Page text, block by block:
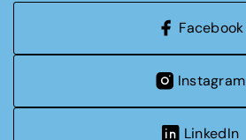
Facebook
Instagram
LinkedIn